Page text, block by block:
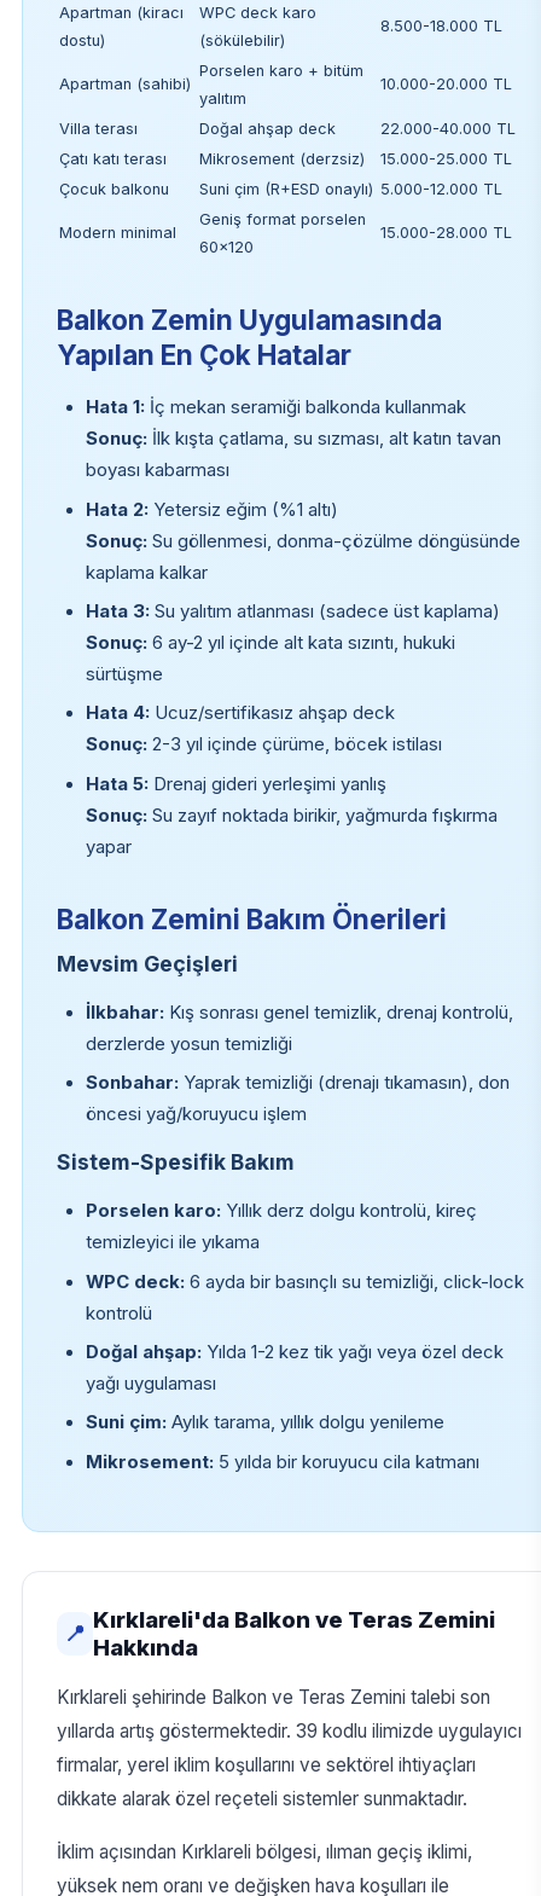
Apartman (kiracı
dostu)
WPC deck karo
(sökülebilir)
8.500-18.000 TL
Apartman (sahibi)
Porselen karo + bitüm
yalıtım
10.000-20.000 TL
Villa terası Doğal ahşap deck
22.000-40.000 TL
Çatı katı terası
Mikrosement (derzsiz)
15.000-25.000 TL
Çocuk balkonu
Suni çim (R+ESD onaylı) 5.000-12.000 TL
Modern minimal
Geniş format porselen
60×120
15.000-28.000 TL
Balkon Zemin Uygulamasında
Yapılan En Çok Hatalar
Hata 1: İç mekan seramiği balkonda kullanmak
Sonuç: İlk kışta çatlama, su sızması, alt katın tavan
boyası kabarması
Hata 2: Yetersiz eğim (%1 altı)
Sonuç: Su göllenmesi, donma-çözülme döngüsünde
kaplama kalkar
Hata 3: Su yalıtım atlanması (sadece üst kaplama)
Sonuç: 6 ay-2 yıl içinde alt kata sızıntı, hukuki
sürtüşme
Hata 4: Ucuz/sertifikasız ahşap deck
Sonuç: 2-3 yıl içinde çürüme, böcek istilası
Hata 5: Drenaj gideri yerleşimi yanlış
Sonuç: Su zayıf noktada birikir, yağmurda fışkırma
yapar
Balkon Zemini Bakım Önerileri
Mevsim Geçişleri
İlkbahar: Kış sonrası genel temizlik, drenaj kontrolü,
derzlerde yosun temizliği
Sonbahar: Yaprak temizliği (drenajı tıkamasın), don
öncesi yağ/koruyucu işlem
Sistem-Spesifik Bakım
Porselen karo: Yıllık derz dolgu kontrolü, kireç
temizleyici ile yıkama
WPC deck: 6 ayda bir basınçlı su temizliği, click-lock
kontrolü
Doğal ahşap: Yılda 1-2 kez tik yağı veya özel deck
yağı uygulaması
Suni çim: Aylık tarama, yıllık dolgu yenileme
Mikrosement: 5 yılda bir koruyucu cila katmanı
📍
Kırklareli'da Balkon ve Teras Zemini
Hakkında
Kırklareli şehirinde Balkon ve Teras Zemini talebi son
yıllarda artış göstermektedir. 39 kodlu ilimizde uygulayıcı
firmalar, yerel iklim koşullarını ve sektörel ihtiyaçları
dikkate alarak özel reçeteli sistemler sunmaktadır.
İklim açısından Kırklareli bölgesi, ılıman geçiş iklimi,
yüksek nem oranı ve değişken hava koşulları ile